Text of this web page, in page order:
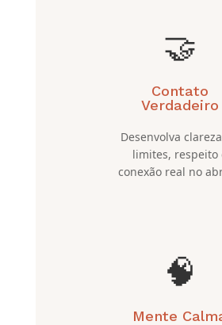
🤝
Contato
Verdadeiro
Desenvolva
limites, respeito
conexão real no
🧠
Mente